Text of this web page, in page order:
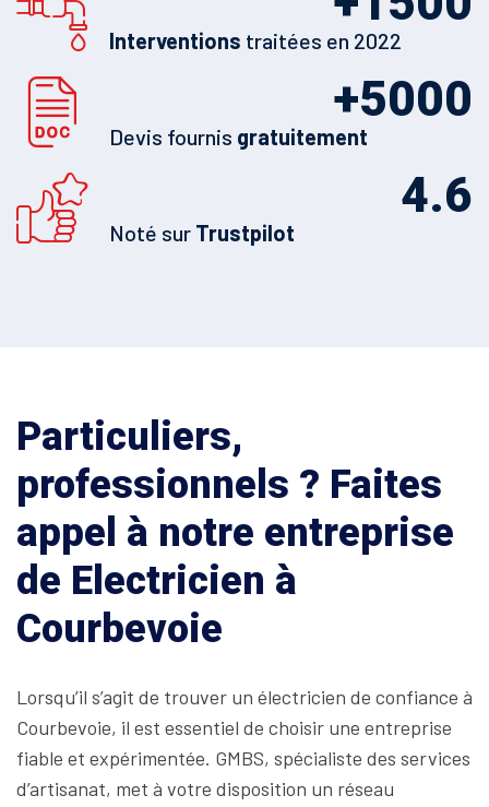
Interventions traitées en 2022
5000
+
Devis fournis gratuitement
4.6
Noté sur Trustpilot
Particuliers,
professionnels ? Faites
appel à notre entreprise
de Electricien à
Courbevoie
Lorsqu’il s’agit de trouver un électricien de confiance à
Courbevoie, il est essentiel de choisir une entreprise
fiable et expérimentée. GMBS, spécialiste des services
d’artisanat, met à votre disposition un réseau